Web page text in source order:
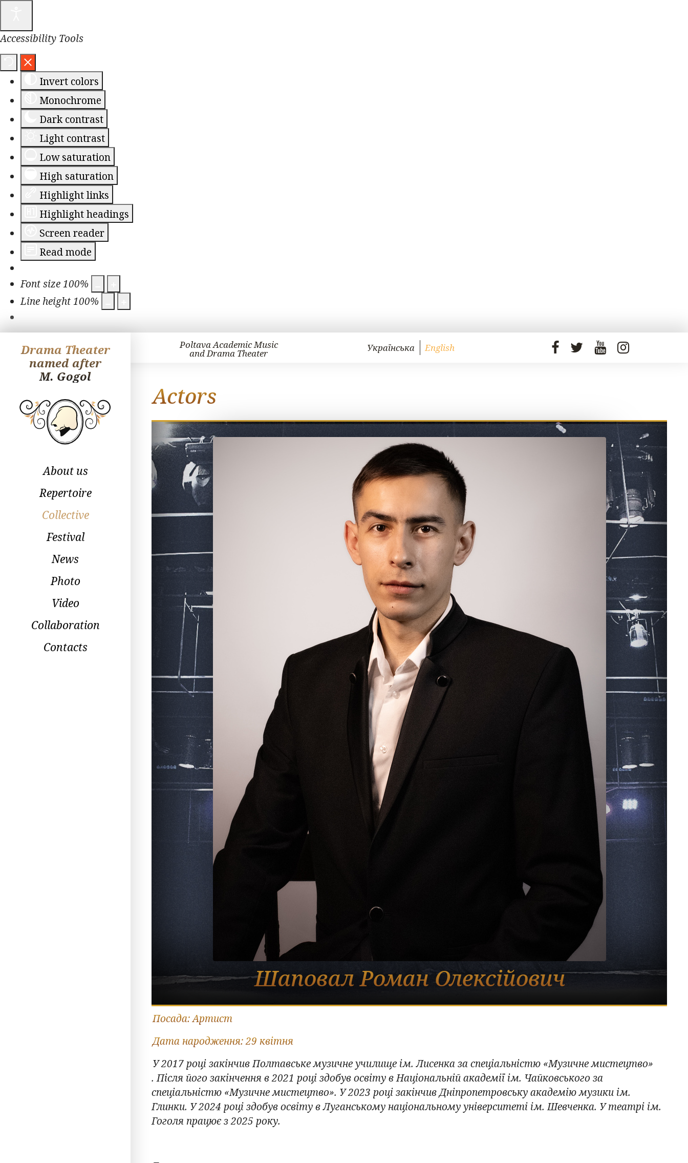
Accessibility Tools
Invert colors
Monochrome
Dark contrast
Light contrast
Low saturation
High saturation
Highlight links
Highlight headings
Screen reader
Read mode
Font size100%
Line height100%
Drama Theater
named after
M. Gogol
About us
Repertoire
Collective
Festival
News
Photo
Video
Collaboration
Contacts
Poltava Academic Music
and Drama Theater Українська English
Actors
Шаповал Роман Олексійович
Посада:Артист
Дата народження:29 квітня
У 2017 році закінчив Полтавське музичне училище ім. Лисенка за спеціальністю «Музичне мистецтво»
. Після його закінчення в 2021 році здобув освіту в Національній академії ім. Чайковського за
спеціальністю «Музичне мистецтво». У 2023 році закінчив Дніпропетровську академію музики ім.
Глинки. У 2024 році здобув освіту вЛуганському національному університеті ім. Шевченка. У театрі ім.
Гоголя працює з 2025 року.